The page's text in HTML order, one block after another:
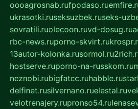
oooagrosnab.rufpodaso.ru
ukrasotki.ruseksuzbek.ruseks-
sovratili.ruolecoon.ruvd-dosug.ru
rbc-news.ruporno-skvirt.ru
13autor-kolonka.rusormol.ru
hostserve.ruporno-na-russkom.ru
neznobi.rubigfatcc.ruhabble.ru
delfinet.rusilvernano.ruelestal.ru
velotrenajery.rupronso54.ru